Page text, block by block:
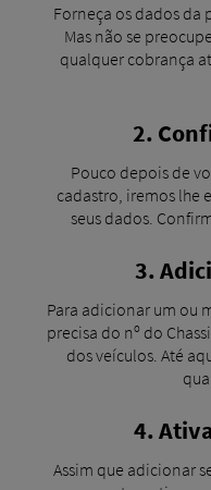
Forneça os dados da
Mas não se
qualquer cobrança
2.
Pouco depois de
cadastro, iremos lhe
seus dados.
3.
Para adicionar um ou
precisa do nº do
dos veículos. Até
4.
Assim que adicionar